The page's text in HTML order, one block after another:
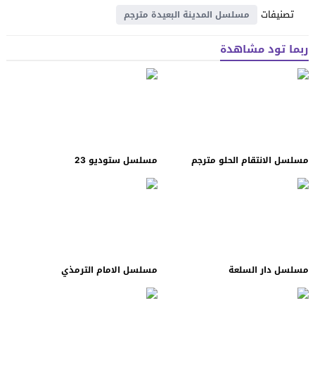
تصنيفات مسلسل المدينة البعيدة مترجم
ربما تود مشاهدة
مسلسل الانتقام الحلو مترجم مسلسل ستوديو 23
مسلسل دار السلعة مسلسل الامام الترمذي